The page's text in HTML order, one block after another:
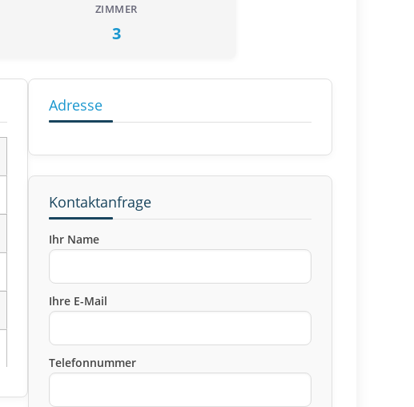
ZIMMER
3
Adresse
Kontaktanfrage
Ihr Name
Ihre E-Mail
Telefonnummer